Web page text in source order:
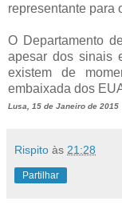
representante para
O Departamento
apesar dos sinais
existem de
embaixada dos
Lusa, 15 de Janeiro de 2015
Rispito às 21:28
Partilhar